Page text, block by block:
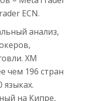
ECN.
анализ,
XM
чем 196 стран
языках.
на Кипре,